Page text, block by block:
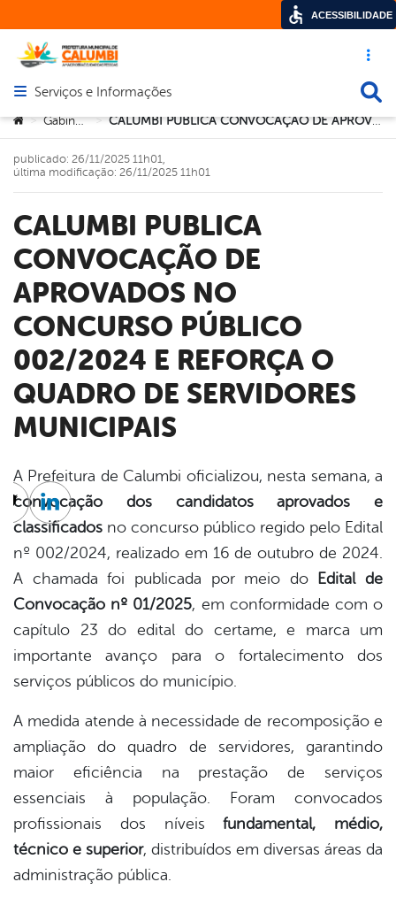
Acesso
Abrir menu principal de navegação
Serviços e Informações
Você está aqui:
> Gabinete > CALUMBI PUBLICA CONVOCAÇÃO DE APROVADOS NO CONCURSO PÚBLICO 002/2024 E REFORÇA O QUADRO DE SERVIDORES MUNICIPAIS
CALUMBI PUBLICA
CONVOCAÇÃO DE
APROVADOS NO
CONCURSO PÚBLICO
002/2024 E REFORÇA O
QUADRO DE SERVIDORES
MUNICIPAIS
publicado: 26/11/2025 11h01,
última modificação: 26/11/2025 11h01
A Prefeitura de Calumbi oficializou, nesta semana, a
convocação dos candidatos aprovados e
classificados no concurso público regido pelo Edital
nº 002/2024, realizado em 16 de outubro de 2024.
A chamada foi publicada por meio do Edital de
Convocação nº 01/2025, em conformidade com o
capítulo 23 do edital do certame, e marca um
importante avanço para o fortalecimento dos
serviços públicos do município.
A medida atende à necessidade de recomposição e
ampliação do quadro de servidores, garantindo
maior eficiência na prestação de serviços
essenciais à população. Foram convocados
profissionais dos níveisfundamental, médio,
técnico e superior, distribuídos em diversas áreas da
administração pública.
Twitter
Linkedin
ACESSIBILIDADE